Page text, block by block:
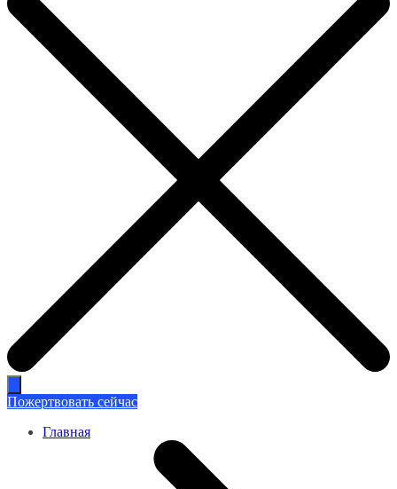
Пожертвовать сейчас
Главная